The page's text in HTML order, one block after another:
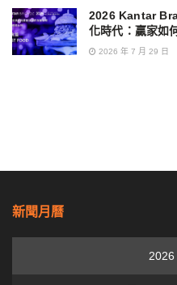
2026 Kantar
化時代：贏家如
2026 年 7 月 29 日
新聞月曆
2026